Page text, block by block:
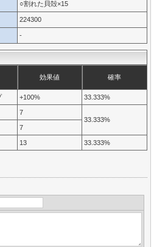
○割れた貝殻×15
224300
-
効果値 確率
+100% 33.333%
7
33.333%
7
13 33.333%